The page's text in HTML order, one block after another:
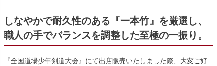
しなやかで耐久性のある『一本竹』を厳選し、
職人の手でバランスを調整した至極の一振り。
『全国道場少年剣道大会』にて出店販売いたしました際、大変ご好